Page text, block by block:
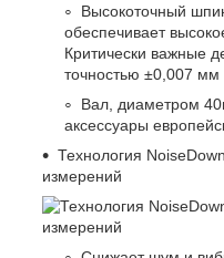
Высокоточный
обеспечивает
Критически важные
точностью ±0,007 мм
Вал, диаметром
аксессуары
Технология
измерений